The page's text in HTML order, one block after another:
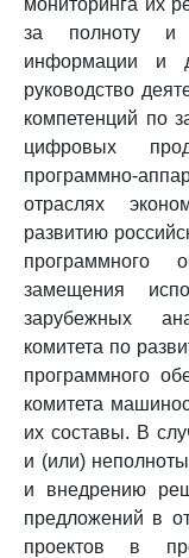
мониторинга их
за полноту и
информации и
руководство
компетенций по
цифровых
программно-
отраслях
развитию
программного
замещения
зарубежных
комитета по
программного
комитета
их составы. В
и (или)
и внедрению
предложений в
проектов в